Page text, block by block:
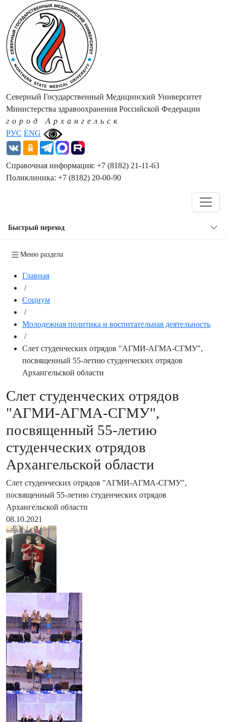
РУС ENG
Северный Государственный Медицинский Университет
Министерства здравоохранения Российской Федерации
город Архангельск
Справочная информация: +7 (8182) 21-11-63
Поликлиника: +7 (8182) 20-00-90
Быстрый переход
Меню раздела
Главная
/
Социум
/
Молодежная политика и воспитательная деятельность
/
Слет студенческих отрядов "АГМИ-АГМА-СГМУ",
посвященный 55-летию студенческих отрядов
Архангельской области
Слет студенческих отрядов
"АГМИ-АГМА-СГМУ",
посвященный 55-летию
студенческих отрядов
Архангельской области
Слет студенческих отрядов "АГМИ-АГМА-СГМУ",
посвященный 55-летию студенческих отрядов
Архангельской области
08.10.2021